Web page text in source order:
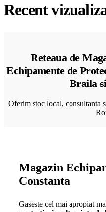
Recent
Reteaua de
Echipamente de
Braila
Oferim stoc local, consultanta
Magazin
Constanta
Gaseste cel mai apropiat